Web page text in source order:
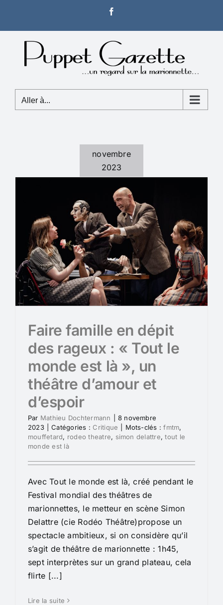
contenu
Aller à...
novembre
2023
Faire famille en dépit
des rageux : « Tout le
monde est là », un
théâtre d’amour et
d’espoir
Par Mathieu Dochtermann
8 novembre
2023
Catégories : Critique Mots-clés :fmtm,
mouffetard, rodeo theatre, simon delattre,tout le
monde est là
Avec Tout le monde est là, créé pendant le
Festival mondial des théâtres de
marionnettes, le metteur en scène Simon
Delattre (cie Rodéo Théâtre)propose un
spectacle ambitieux, si on considère qu’il
s’agit de théâtre de marionnette : 1h45,
sept interprètes sur un grand plateau, cela
flirte [...]
Lire la suite